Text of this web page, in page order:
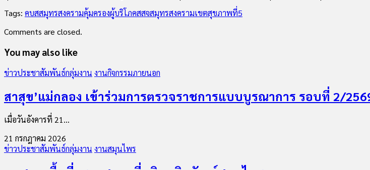
Tags: คบสสมุทรสงครามคุ้มครองผู้บริโภคสสจสมุทรสงครามเขตสุขภาพที่5
Comments are closed.
You may also like
ข่าวประชาสัมพันธ์กลุ่มงาน งานกิจกรรมภายนอก
สาสุข’แม่กลอง เข้าร่วมการตรวจราชการแบบบูรณาการ รอบที่ 2/
เมื่อวันอังคารที่ 21...
21 กรกฎาคม 2026
ข่าวประชาสัมพันธ์กลุ่มงาน งานสมุนไพร